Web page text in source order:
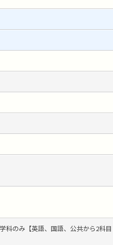
科のみ【英語、国語、公共から2科目